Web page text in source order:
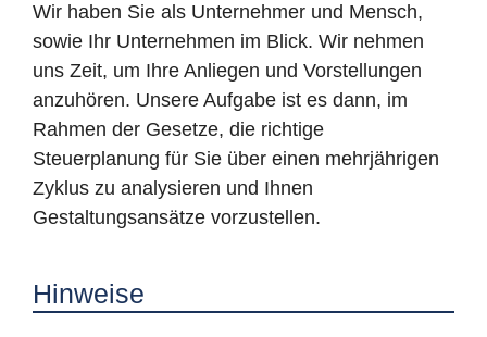
Wir haben Sie als Unternehmer und Mensch,
sowie Ihr Unternehmen im Blick. Wir nehmen
uns Zeit, um Ihre Anliegen und Vorstellungen
anzuhören. Unsere Aufgabe ist es dann, im
Rahmen der Gesetze, die richtige
Steuerplanung für Sie über einen mehrjährigen
Zyklus zu analysieren und Ihnen
Gestaltungsansätze vorzustellen.
Hinweise